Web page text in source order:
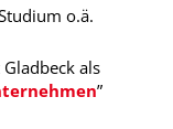
o.ä.
als
”